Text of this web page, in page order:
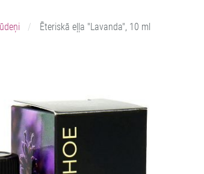
Ēteriskā eļļa "Lavanda", 10 ml